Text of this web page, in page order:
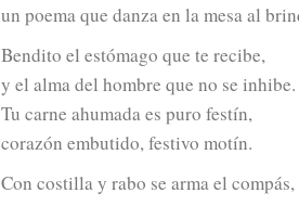
un poema que danza en la mesa al
Bendito el estómago que te recibe,
y el alma del hombre que no se inhibe.
Tu carne ahumada es puro festín,
corazón embutido, festivo motín.
Con costilla y rabo se arma el compás,